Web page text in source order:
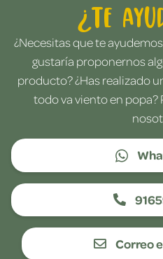
¿Te
¿Necesitas que te
gustaría proponernos
producto? ¿Has realizado
todo va viento en
Correo